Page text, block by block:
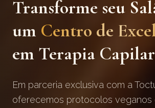
Transforme seu
um Centro de
em Terapia Capilar
Em parceria exclusiva com a
oferecemos protocolos veganos